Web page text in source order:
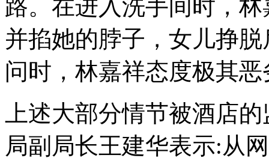
路。在进入洗手间时，
并掐她的脖子，女儿挣
问时，林嘉祥态度极其恶
上述大部分情节被酒店
局副局长王建华表示:从